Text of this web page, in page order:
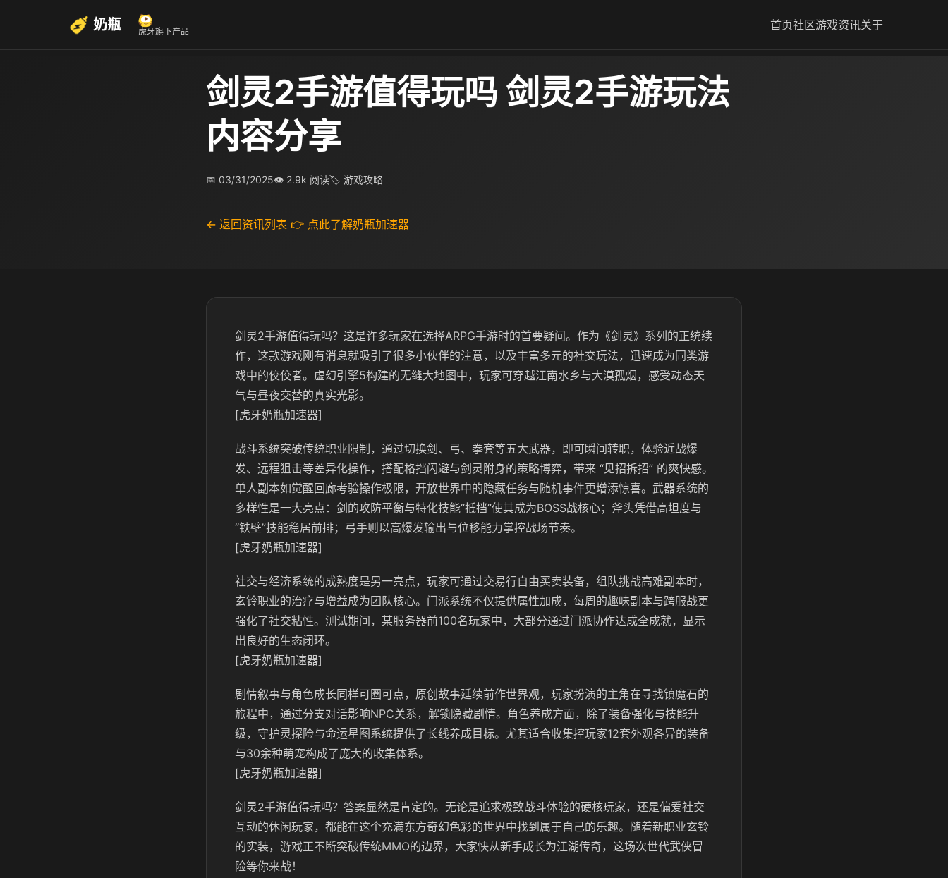
奶瓶 虎牙旗下产品 首页社区游戏资讯关于
剑灵2手游值得玩吗 剑灵2手游玩法
内容分享
📅 03/31/2025👁 2.9k 阅读🏷 游戏攻略
← 返回资讯列表 👉 点此了解奶瓶加速器
剑灵2手游值得玩吗？这是许多玩家在选择ARPG手游时的首要疑问。作为《剑灵》系列的正统续
作，这款游戏刚有消息就吸引了很多小伙伴的注意，以及丰富多元的社交玩法，迅速成为同类游
戏中的佼佼者。虚幻引擎5构建的无缝大地图中，玩家可穿越江南水乡与大漠孤烟，感受动态天
气与昼夜交替的真实光影。
[虎牙奶瓶加速器]
战斗系统突破传统职业限制，通过切换剑、弓、拳套等五大武器，即可瞬间转职，体验近战爆
发、远程狙击等差异化操作，搭配格挡闪避与剑灵附身的策略博弈，带来 “见招拆招” 的爽快感。
单人副本如觉醒回廊考验操作极限，开放世界中的隐藏任务与随机事件更增添惊喜。武器系统的
多样性是一大亮点：剑的攻防平衡与特化技能“抵挡”使其成为BOSS战核心；斧头凭借高坦度与
“铁壁”技能稳居前排；弓手则以高爆发输出与位移能力掌控战场节奏。
[虎牙奶瓶加速器]
社交与经济系统的成熟度是另一亮点，玩家可通过交易行自由买卖装备，组队挑战高难副本时，
玄铃职业的治疗与增益成为团队核心。门派系统不仅提供属性加成，每周的趣味副本与跨服战更
强化了社交粘性。测试期间，某服务器前100名玩家中，大部分通过门派协作达成全成就，显示
出良好的生态闭环。
[虎牙奶瓶加速器]
剧情叙事与角色成长同样可圈可点，原创故事延续前作世界观，玩家扮演的主角在寻找镇魔石的
旅程中，通过分支对话影响NPC关系，解锁隐藏剧情。角色养成方面，除了装备强化与技能升
级，守护灵探险与命运星图系统提供了长线养成目标。尤其适合收集控玩家12套外观各异的装备
与30余种萌宠构成了庞大的收集体系。
[虎牙奶瓶加速器]
剑灵2手游值得玩吗？答案显然是肯定的。无论是追求极致战斗体验的硬核玩家，还是偏爱社交
互动的休闲玩家，都能在这个充满东方奇幻色彩的世界中找到属于自己的乐趣。随着新职业玄铃
的实装，游戏正不断突破传统MMO的边界，大家快从新手成长为江湖传奇，这场次世代武侠冒
险等你来战！